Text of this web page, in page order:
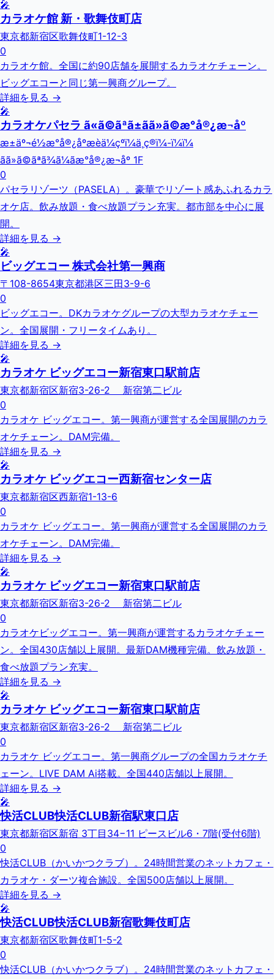
🎤
カラオケ館 新・歌舞伎町店
東京都新宿区歌舞伎町1-12-3
0
カラオケ館。全国に約90店舗を展開するカラオケチェーン。
ビッグエコーと同じ第一興商グループ。
詳細を見る →
🎤
カラオケパセラ ã«ã©ãªã±ãã»ã©æ°å®¿æ¬åº
æ±äº¬é½æ°å®¿åºæ­èä¼çºï¼ä¸ç®ï¼-ï¼ï¼
ãã»ã©ãªã¾ã¼ãæ°å®¿æ¬åº 1F
0
パセラリゾーツ（PASELA）。豪華でリゾート感あふれるカラ
オケ店。飲み放題・食べ放題プラン充実。都市部を中心に展
開。
詳細を見る →
🎤
ビッグエコー 株式会社第一興商
〒108-8654東京都港区三田3-9-6
0
ビッグエコー。DKカラオケグループの大型カラオケチェー
ン。全国展開・フリータイムあり。
詳細を見る →
🎤
カラオケ ビッグエコー新宿東口駅前店
東京都新宿区新宿3-26-2 新宿第二ビル
0
カラオケ ビッグエコー。第一興商が運営する全国展開のカラ
オケチェーン。DAM完備。
詳細を見る →
🎤
カラオケ ビッグエコー西新宿センター店
東京都新宿区西新宿1-13-6
0
カラオケ ビッグエコー。第一興商が運営する全国展開のカラ
オケチェーン。DAM完備。
詳細を見る →
🎤
カラオケ ビッグエコー新宿東口駅前店
東京都新宿区新宿3-26-2 新宿第二ビル
0
カラオケビッグエコー。第一興商が運営するカラオケチェー
ン。全国430店舗以上展開。最新DAM機種完備。飲み放題・
食べ放題プラン充実。
詳細を見る →
🎤
カラオケ ビッグエコー新宿東口駅前店
東京都新宿区新宿3-26-2 新宿第二ビル
0
カラオケ ビッグエコー。第一興商グループの全国カラオケチ
ェーン。LIVE DAM Ai搭載。全国440店舗以上展開。
詳細を見る →
🎤
快活CLUB快活CLUB新宿駅東口店
東京都新宿区新宿 3丁目34−11 ピースビル6・7階(受付6階)
0
快活CLUB（かいかつクラブ）。24時間営業のネットカフェ・
カラオケ・ダーツ複合施設。全国500店舗以上展開。
詳細を見る →
🎤
快活CLUB快活CLUB新宿歌舞伎町店
東京都新宿区歌舞伎町1-5-2
0
快活CLUB（かいかつクラブ）。24時間営業のネットカフェ・